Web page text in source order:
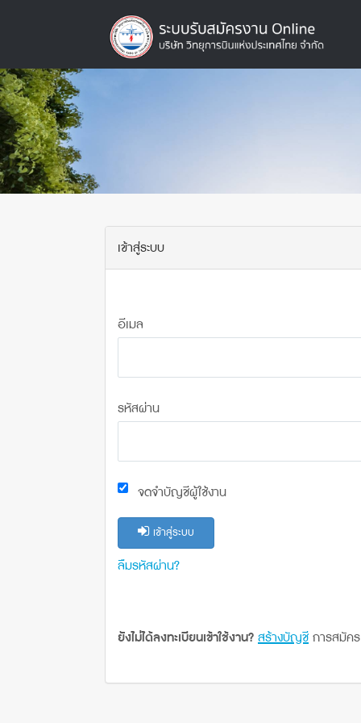
เข้าสู่ระบบ
อีเมล
รหัสผ่าน
จดจำบัญชีผู้ใช้งาน
เข้าสู่ระบบ
ลืมรหัสผ่าน?
ยังไม่ได้ลงทะเบียนเข้าใช้งาน?สร้างบัญชีการสมัคร